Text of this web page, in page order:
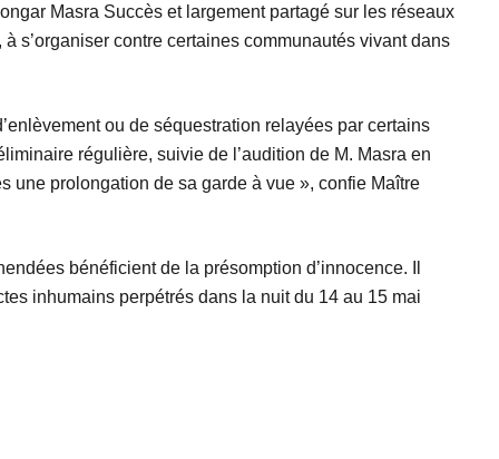
Masra Succès et largement partagé sur les réseaux
s’organiser contre certaines communautés vivant dans
ou de séquestration relayées par certains
régulière, suivie de l’audition de M. Masra en
une prolongation de sa garde à vue », confie Maître
bénéficient de la présomption d’innocence. Il
inhumains perpétrés dans la nuit du 14 au 15 mai